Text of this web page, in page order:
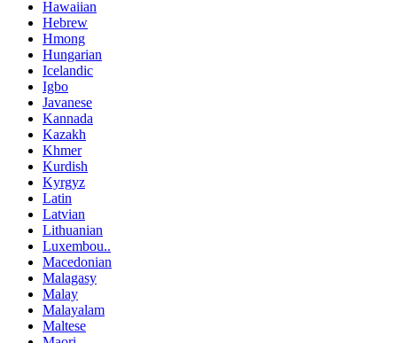
Hawaiian
Hebrew
Hmong
Hungarian
Icelandic
Igbo
Javanese
Kannada
Kazakh
Khmer
Kurdish
Kyrgyz
Latin
Latvian
Lithuanian
Luxembou..
Macedonian
Malagasy
Malay
Malayalam
Maltese